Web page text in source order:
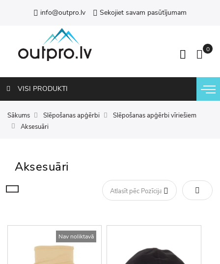
info@outpro.lv Sekojiet savam pasūtījumam
VISI PRODUKTI
Sākums Slēpošanas apģērbi
Slēpošanas apģērbi vīriešiem
Aksesuāri
Aksesuāri
Nav noliktavā